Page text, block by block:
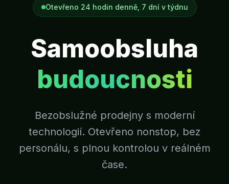
Otevřeno 24 hodin denně, 7 dní v týdnu
Samoobsluha
budoucnosti
Bezobslužné prodejny s moderní
technologií. Otevřeno nonstop, bez
personálu, s plnou kontrolou v reálném
čase.